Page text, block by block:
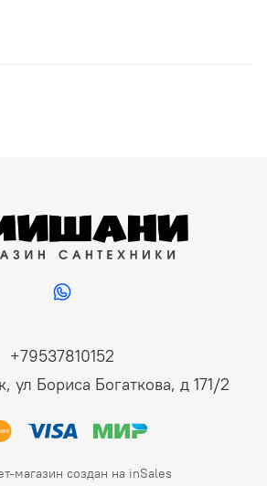
+79537810152
ул Бориса Богаткова, д 171/2
магазин создан на inSales